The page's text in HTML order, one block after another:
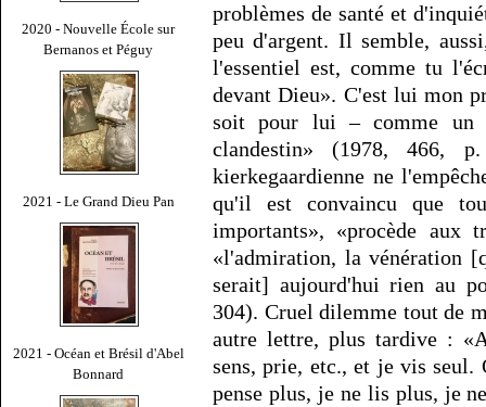
2020 - Nouvelle École sur
Bernanos et Péguy
2021 - Le Grand Dieu Pan
2021 - Océan et Brésil d'Abel
Bonnard
problèmes de santé et
peu d'argent. Il semble,
l'essentiel est, comme tu
devant Dieu». C'est lui mon
soit pour lui – comme un
clandestin» (1978, 466,
kierkegaardienne ne
qu'il est convaincu que
importants», «procède aux
«l'admiration, la vénération
serait] aujourd'hui rien au
304). Cruel dilemme tout de
autre lettre, plus tardive :
sens, prie, etc., et je vis
pense plus, je ne lis plus, je